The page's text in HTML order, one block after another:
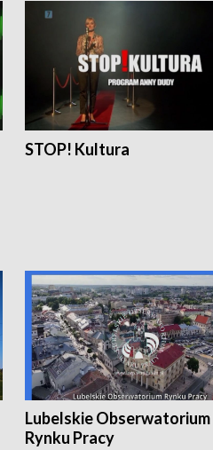
STOP! Kultura
Lubelskie Obserwatorium
Rynku Pracy